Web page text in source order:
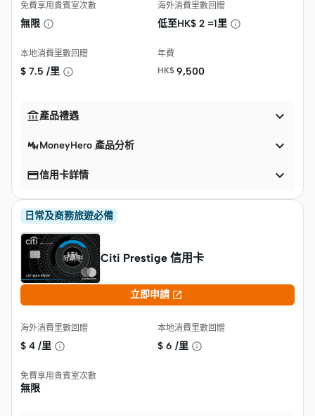
免費享用貴賓室次數
無限
海外消費里數回贈
低至HK$ 2 =1里
本地消費里數回贈
$ 7.5 /里
年費
HK$ 9,500
產品禮遇 
MoneyHero 產品分析 
信用卡詳情 
日常及商務旅遊必備
Citi Prestige 信用卡
立即申請 
海外消費里數回贈
$ 4 /里
本地消費里數回贈
$ 6 /里
免費享用貴賓室次數
無限